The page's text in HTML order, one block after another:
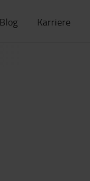
Blog Karriere